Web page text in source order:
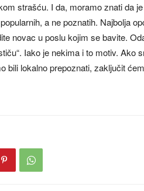
strašću. I da, moramo znati da
a ne poznatih. Najbolja
novac u poslu kojim se bavite.
Iako je nekima i to motiv.
bili lokalno prepoznati, zaključit